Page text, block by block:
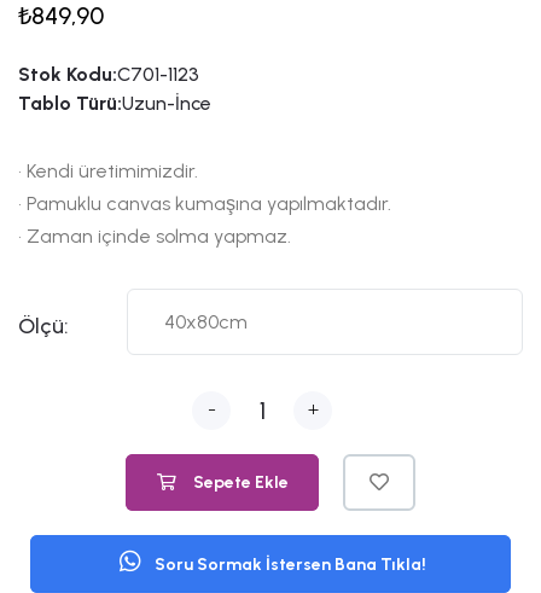
₺849,90
Stok Kodu:C701-1123
Tablo Türü:Uzun-İnce
• Kendi üretimimizdir.
• Pamuklu canvas kumaşına yapılmaktadır.
• Zaman içinde solma yapmaz.
Ölçü:
- +
Sepete Ekle
Soru Sormak İstersen Bana Tıkla!